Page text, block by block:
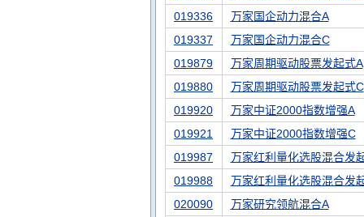
019336
万家国企动力混合A
019337
万家国企动力混合C
019879
万家周期驱动股票发起式A
019880
万家周期驱动股票发起式C
019920
万家中证2000指数增强A
019921
万家中证2000指数增强C
019987
万家红利量化选股混合发
019988
万家红利量化选股混合发
020090
万家研究领航混合A